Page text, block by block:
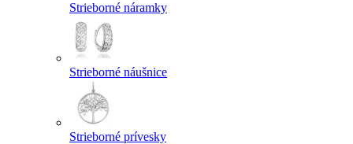
Strieborné náramky
Strieborné náušnice
Strieborné prívesky